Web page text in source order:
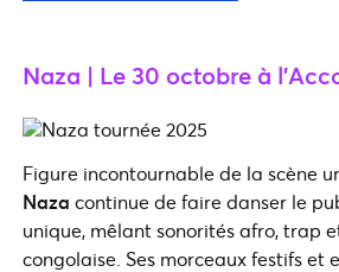
Naza | Le 30 octobre à
Figure incontournable de la scène
Naza continue de faire danser le
unique, mêlant sonorités afro, trap
congolaise. Ses morceaux festifs et